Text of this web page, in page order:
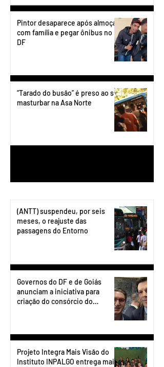
Pintor desaparece após almoçar
com família e pegar ônibus no
DF
“Tarado do busão” é preso ao se
masturbar na Asa Norte
(ANTT) suspendeu, por seis
meses, o reajuste das
passagens do Entorno
Governos do DF e de Goiás
anunciam a iniciativa para
criação do consórcio do
Projeto Integra Mais Visão do
Instituto INPALGO entrega mais